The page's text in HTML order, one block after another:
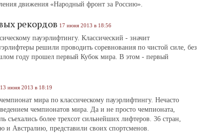
движения «Народный фронт за Россию».
рекордов 17 июня 2013 в 18:56
пауэрлифтингу. Классический - значит
решили проводить соревнования по чистой силе, без
году прошел первый Кубок мира. В этом - первый
13 июня 2013 в 18:19
мира по классическому пауэрлифтингу. Нечасто
чемпионатов мира. Да и не просто чемпионата,
съехались более трехсот сильнейших лифтеров. 36 стран,
Австралию, представили своих спортсменов.